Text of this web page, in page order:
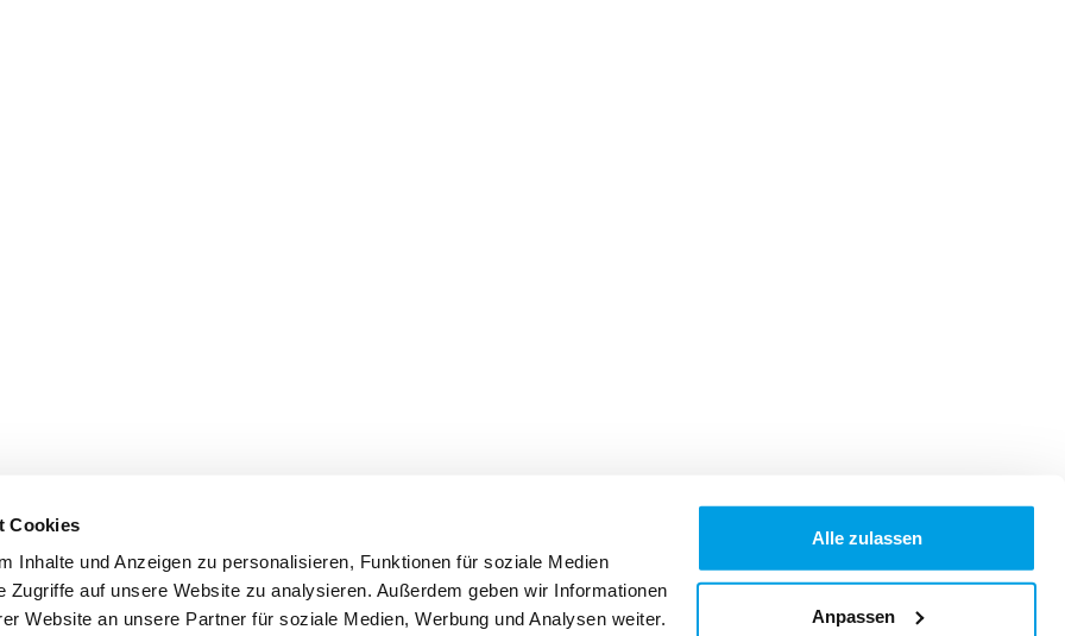
Cookies
Inhalte und Anzeigen zu personalisieren, Funktionen für soziale Medien
Zugriffe auf unsere Website zu analysieren. Außerdem geben wir Informationen
Website an unsere Partner für soziale Medien, Werbung und Analysen weiter.
Alle zulassen
Anpassen